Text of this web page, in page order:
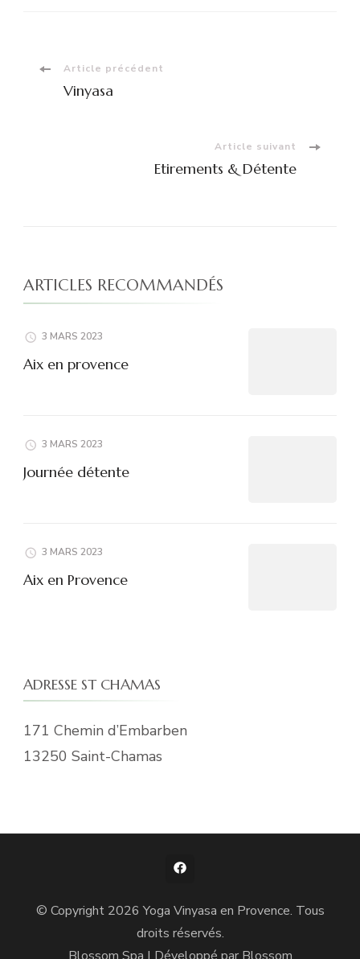
Navigation
Article précédent
Vinyasa
Article suivant
Etirements & Détente
ARTICLES RECOMMANDÉS
3 MARS 2023
Aix en provence
3 MARS 2023
Journée détente
3 MARS 2023
Aix en Provence
ADRESSE ST CHAMAS
171 Chemin d’Embarben
13250 Saint-Chamas
© Copyright 2026Yoga Vinyasa en Provence. Tous
droits réservés.
Blossom Spa | Développé par Blossom